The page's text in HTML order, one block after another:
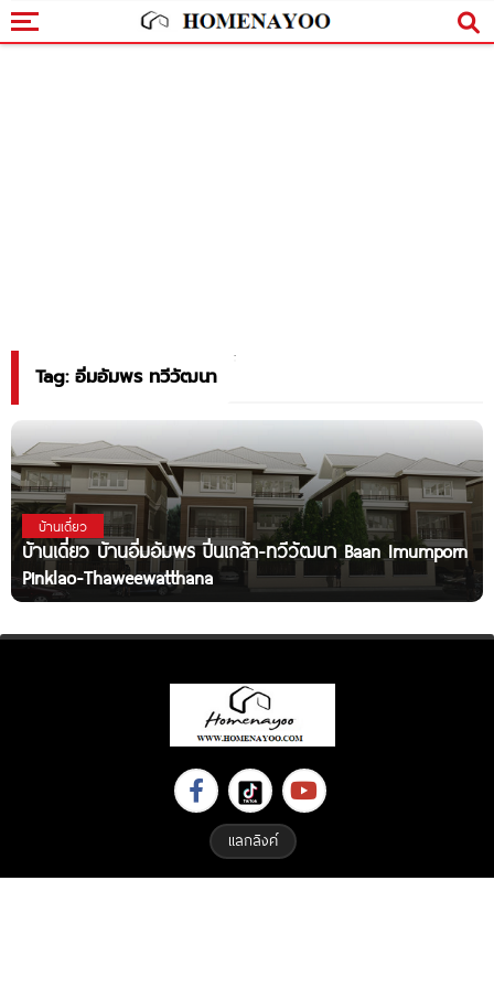
Tag: อิ่มอัมพร ทวีวัฒนา
บ้านเดี่ยว
บ้านเดี่ยว บ้านอิ่มอัมพร ปิ่นเกล้า-ทวีวัฒนา Baan Imumporn
Pinklao-Thaweewatthana
แลกลิงค์